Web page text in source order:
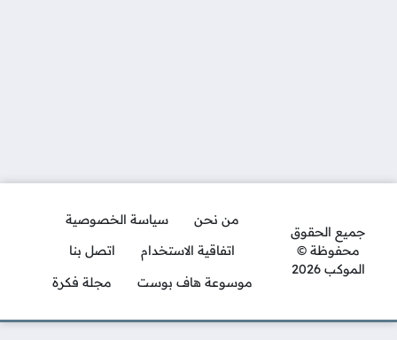
جميع الحقوق
محفوظة ©
الموكب 2026
من نحن
سياسة الخصوصية
اتفاقية الاستخدام
اتصل بنا
موسوعة هاف بوست
مجلة فكرة